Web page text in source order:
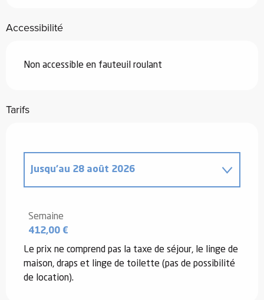
Accessibilité
Non accessible en fauteuil roulant
Tarifs
Jusqu'au 28 août 2026
Du29 août 2026
Du26 septembre 2026 au18
Semaine
412,00 €
Le prix ne comprend pas la taxe de séjour, le linge de
maison, draps et linge de toilette (pas de possibilité
de location).